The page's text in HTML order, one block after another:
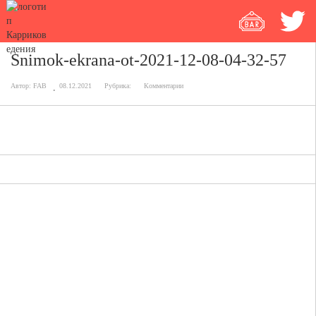
Snimok-ekrana-ot-2021-12-08-04-32-57
Автор: FAB 08.12.2021 Рубрика: Комментарии